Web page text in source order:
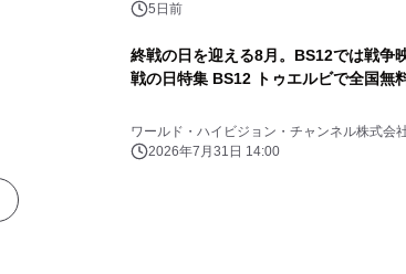
5日前
終戦の日を迎える8月。BS12では戦争
戦の日特集 BS12 トゥエルビで全国無
ワールド・ハイビジョン・チャンネル株式会
2026年7月31日 14:00